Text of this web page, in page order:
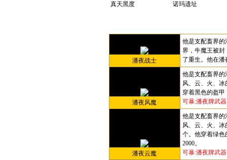
真天黑度
诺玛遗址
潘夜战士
他是支配畜界
界，牛魔王被
了重生。他在
潘夜风魔
他是支配畜界
风、云、火、
穿着黑色的盔
可暴:潘夜牌武器
潘夜云魔
他是支配畜界
风、云、火、
个。他穿着绿
2000。
可暴:潘夜牌武器